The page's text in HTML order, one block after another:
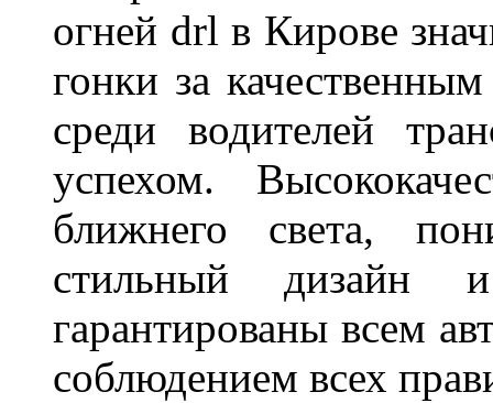
огней drl в Кирове
гонки за
среди водителей
успехом.
ближнего света,
стильный дизайн
гарантированы всем
соблюдением всех